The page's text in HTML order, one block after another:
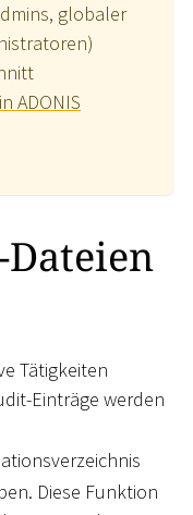
globaler
ADONIS
Tätigkeiten
Einträge werden
Diese Funktion